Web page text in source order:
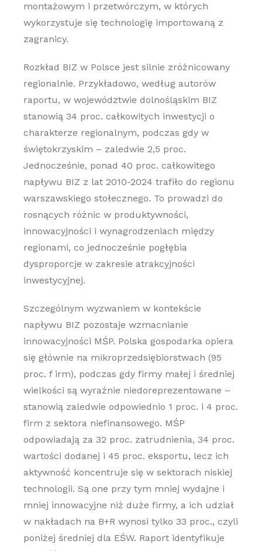
montażowym i przetwórczym, w których
wykorzystuje się technologię importowaną z
zagranicy.
Rozkład BIZ w Polsce jest silnie zróżnicowany
regionalnie. Przykładowo, według autorów
raportu, w województwie dolnośląskim BIZ
stanowią 34 proc. całkowitych inwestycji o
charakterze regionalnym, podczas gdy w
świętokrzyskim – zaledwie 2,5 proc.
Jednocześnie, ponad 40 proc. całkowitego
napływu BIZ z lat 2010-2024 trafiło do regionu
warszawskiego stołecznego. To prowadzi do
rosnących różnic w produktywności,
innowacyjności i wynagrodzeniach między
regionami, co jednocześnie pogłębia
dysproporcje w zakresie atrakcyjności
inwestycyjnej.
Szczególnym wyzwaniem w kontekście
napływu BIZ pozostaje wzmacnianie
innowacyjności MŚP. Polska gospodarka opiera
się głównie na mikroprzedsiębiorstwach (95
proc. f irm), podczas gdy firmy małej i średniej
wielkości są wyraźnie niedoreprezentowane –
stanowią zaledwie odpowiednio 1 proc. i 4 proc.
firm z sektora niefinansowego. MŚP
odpowiadają za 32 proc. zatrudnienia, 34 proc.
wartości dodanej i 45 proc. eksportu, lecz ich
aktywność koncentruje się w sektorach niskiej
technologii. Są one przy tym mniej wydajne i
mniej innowacyjne niż duże firmy, a ich udział
w nakładach na B+R wynosi tylko 33 proc., czyli
poniżej średniej dla EŚW. Raport identyfikuje